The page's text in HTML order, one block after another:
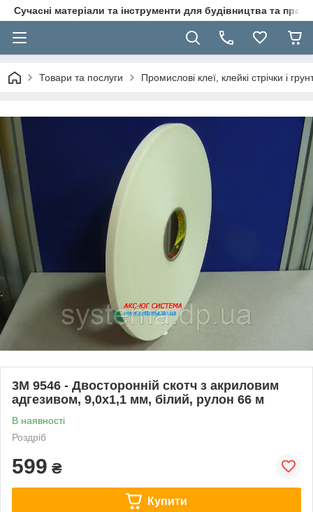
Сучасні матеріали та інструменти для будівництва та
Товари та послуги Промислові клеї, клейкі стрічки і
3M 9546 - Двосторонній скотч з акриловим
адгезивом, 9,0х1,1 мм, білий, рулон 66 м
В наявності
Роздріб
599 ₴
Купити